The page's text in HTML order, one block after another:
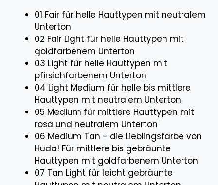
01 Fair für helle Hauttypen mit neutralem
Unterton
02 Fair Light für helle Hauttypen mit
goldfarbenem Unterton
03 Light für helle Hauttypen mit
pfirsichfarbenem Unterton
04 Light Medium für helle bis mittlere
Hauttypen mit neutralem Unterton
05 Medium für mittlere Hauttypen mit
rosa und neutralem Unterton
06 Medium Tan - die Lieblingsfarbe von
Huda! Für mittlere bis gebräunte
Hauttypen mit goldfarbenem Unterton
07 Tan Light für leicht gebräunte